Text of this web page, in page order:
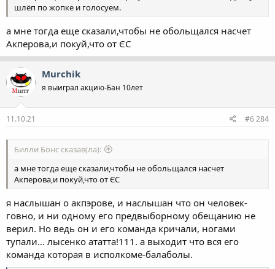
шлёп по жопке и голосуем.
а мне тогда еще сказали,чтобы не обольщался насчет
Акперова,и покуй,что от ЄС
Murchik
я выиграл акцию-Бан 10лет
11.10.21 #6 284
Билли Бонс сказав(ла):
а мне тогда еще сказали,чтобы не обольщался насчет
Акперова,и покуй,что от ЄС
я наслышан о акпэрове, и наслышан что он человек-
говно, и ни одному его предвыборному обещанию не
верил. Но ведь он и его команда кричали, ногами
тупали... лысенко ататта!111. а выходит что вся его
команда которая в исполкоме-балаболы.